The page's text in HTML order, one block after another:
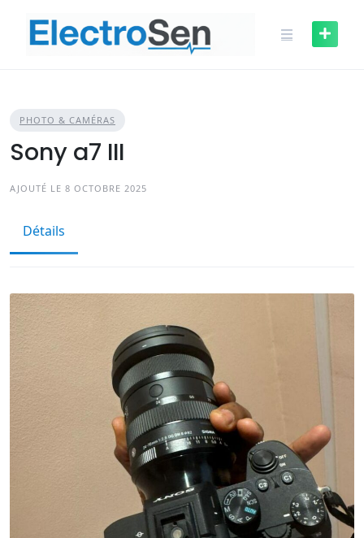
content
PHOTO & CAMÉRAS
Sony a7 III
AJOUTÉ LE 8 OCTOBRE 2025
Détails